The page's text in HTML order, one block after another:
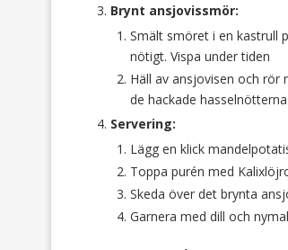
Brynt ansjovissmör:
Smält smöret i en kastrull
nötigt. Vispa under tiden
Häll av ansjovisen och rör
de hackade
Servering:
Lägg en klick
Toppa purén med
Skeda över det brynta
Garnera med dill och